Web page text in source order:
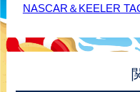
NASCAR＆KEELER